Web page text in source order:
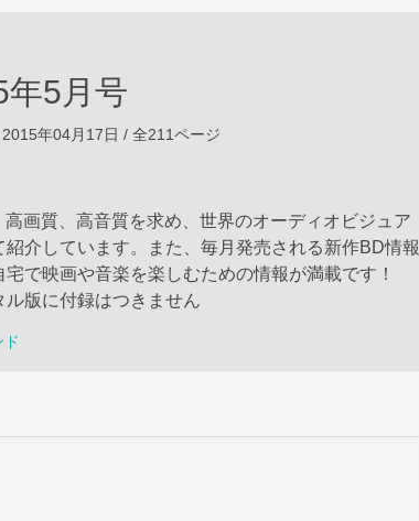
年5月号
年04月17日 / 全211ページ
画質、高音質を求め、世界のオーディオビジュア
紹介しています。また、毎月発売される新作BD情報
宅で映画や音楽を楽しむための情報が満載です！
ル版に付録はつきません